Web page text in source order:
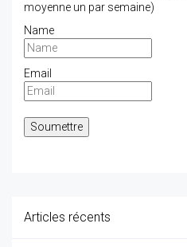
moyenne un par semaine)
Name
Email
Articles récents